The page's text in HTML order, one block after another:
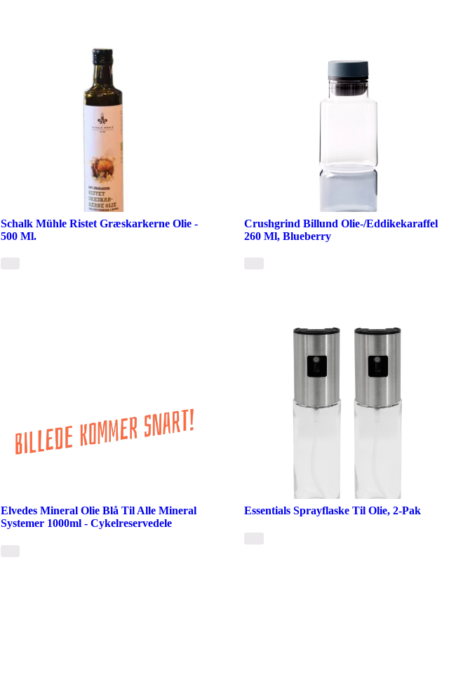
Schalk Mühle Ristet Græskarkerne Olie -
500 Ml.
Crushgrind Billund Olie-/Eddikekaraffel
260 Ml, Blueberry
Elvedes Mineral Olie Blå Til Alle Mineral
Systemer 1000ml - Cykelreservedele
Essentials Sprayflaske Til Olie, 2-Pak